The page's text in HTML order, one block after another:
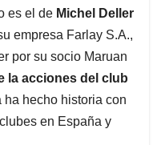
es el de Michel Deller
empresa Farlay S.A.,
por su socio Maruan
la acciones del club
hecho historia con
en España y